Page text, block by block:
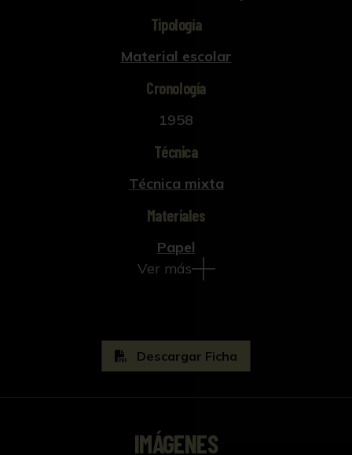
Tipología
Material escolar
Cronología
1958
Técnica
Técnica mixta
Materiales
Papel
Ver más
Descargar Ficha
IMÁGENES